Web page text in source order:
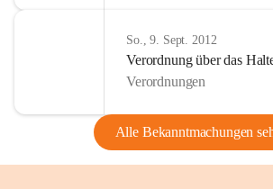
So., 9. Sept. 2012
Verordnung über das
Verordnungen
Alle Bekanntmachungen